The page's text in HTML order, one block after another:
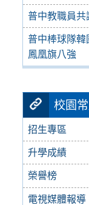
普中教職員
普中棒球隊
鳳凰旗八強
校園
招生專區
升學成績
榮譽榜
電視媒體報導